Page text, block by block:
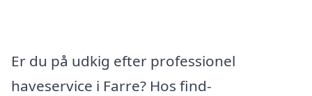
Er du på udkig efter professionel
haveservice i Farre? Hos find-